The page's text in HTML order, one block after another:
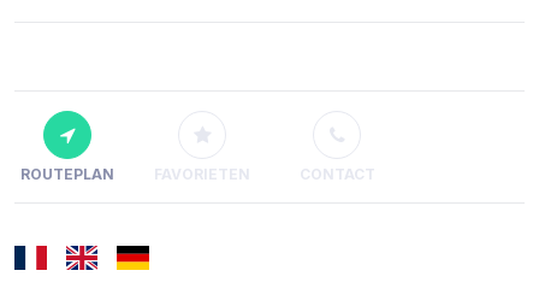
ROUTEPLAN FAVORIETEN CONTACT